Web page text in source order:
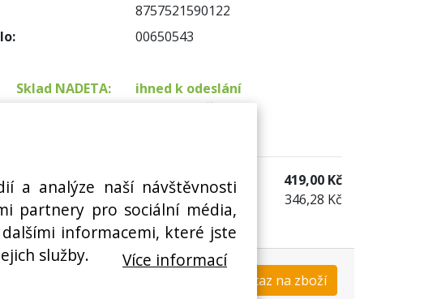
a analýze naší návštěvnosti
partnery pro sociální média,
informacemi, které jste
služby.
Více informací
8757521590122
00650543
Sklad NADETA:
ihned k odeslání
na prodejně 1 ks
419,00 Kč
346,28 Kč
Dotaz na zboží